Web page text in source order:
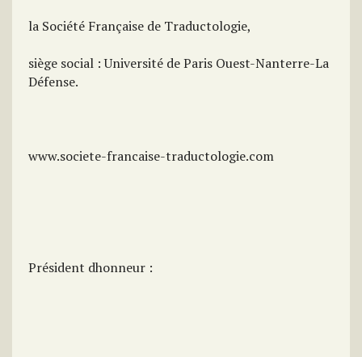
la Société Française de Traductologie,
siège social : Université de Paris Ouest-Nanterre-La
Défense.
www.societe-francaise-traductologie.com
Président dhonneur :